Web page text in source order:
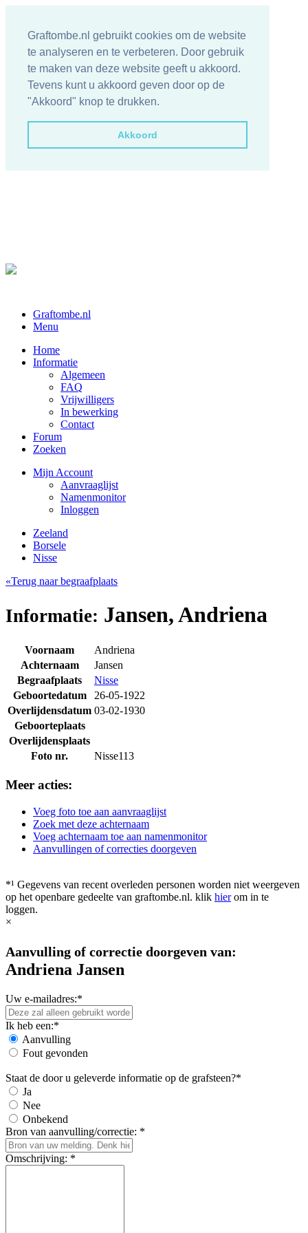
Graftombe.nl gebruikt cookies om de website
te analyseren en te verbeteren. Door gebruik
te maken van deze website geeft u akkoord.
Tevens kunt u akkoord geven door op de
"Akkoord" knop te drukken.
Akkoord
Graftombe.nl
Menu
Home
Informatie
Algemeen
FAQ
Vrijwilligers
In bewerking
Contact
Forum
Zoeken
Mijn Account
Aanvraaglijst
Namenmonitor
Inloggen
Zeeland
Borsele
Nisse
«Terug naar begraafplaats
Informatie: Jansen, Andriena
Voornaam
Andriena
Achternaam
Jansen
Begraafplaats
Nisse
Geboortedatum
26-05-1922
Overlijdensdatum 03-02-1930
Geboorteplaats
Overlijdensplaats
Foto nr.
Nisse113
Meer acties:
Voeg foto toe aan aanvraaglijst
Zoek met deze achternaam
Voeg achternaam toe aan namenmonitor
Aanvullingen of correcties doorgeven
*¹ Gegevens van recent overleden personen worden niet weergeven
op het openbare gedeelte van graftombe.nl. klik hierom in te
loggen.
×
Aanvulling of correctie doorgeven van:
Andriena Jansen
Uw e-mailadres:*
Ik heb een:*
Aanvulling
Fout gevonden
Staat de door u geleverde informatie op de grafsteen?*
Ja
Nee
Onbekend
Bron van aanvulling/correctie: *
Omschrijving: *